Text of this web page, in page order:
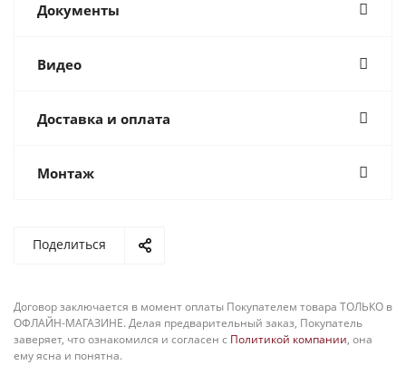
Документы
Видео
Доставка и оплата
Монтаж
Поделиться
Договор заключается в момент оплаты Покупателем товара ТОЛЬКО в
ОФЛАЙН-МАГАЗИНЕ. Делая предварительный заказ, Покупатель
заверяет, что ознакомился и согласен с Политикой компании, она
ему ясна и понятна.